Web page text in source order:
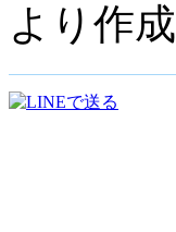
より作成